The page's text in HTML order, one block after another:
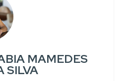
MAMEDES
SILVA